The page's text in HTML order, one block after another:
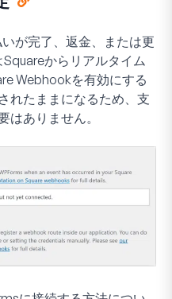
が完了、返金、または更
からリアルタイム
Webhookを有効にする
れたままになるため、支
はありません。